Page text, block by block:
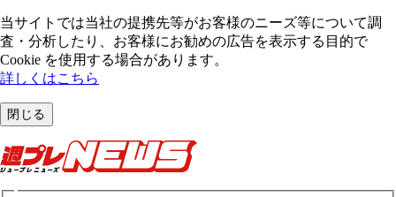
当サイトでは当社の提携先等がお客様のニーズ等について調
査・分析したり、お客様にお勧めの広告を表⽰する⽬的で
Cookie を使⽤する場合があります。
詳しくはこちら
閉じる